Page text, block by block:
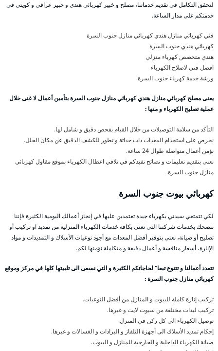
لنحقق التكامل في تقديم خدماتنا، مصلح و خبير كهربائي هندي و خبير عراقي و كويتي في
خدمتكم على مدار الساعة.
فني كهربائي منازل هندي كهربائي منازل جنوب السرة
كهربائي هندي جنوب السرة
هندي متخصص كهرباء منزلي
افضل فني لاصلاح الكهرباء
ورشة خدمة كهرباء جنوب السرة
يعنى مصلح كهربائي منازل هندي كهربائي منازل جنوب السرة بتأمين أعمال لا غنى خلال
عملية تصليح الكهرباء و منها :
التأكد من سلامة التوصيلات من خلال القيام بفحص دقيق و شامل لها.
نحرص على استخدام المعدات ذات حداثة و تطور للكشف الدقيق عن مكان الخلل.
نؤمن أعمال متواصلة طوال 24 ساعة.
نعنى بتقديم تعليمات و نصائح تفيدكم في تلافي اعطال الكهرباء بموقع مقاول كهربائي
منازل جنوب السرة.
كهربائي بيوت جنوب السرة
لكي تتمتعي سيدتي بكهرباء جيدة تعتمدين عليها في إنجاز أعمالك اليومية الكثيرة فإننا
ننصحك بخدمات شركتنا التي تعنى بكافة خدمات الكهرباء المنزلية من تمديد او تركيب أو
تصليح أو صيانة، نعنى بتوفير أفضل المعدات مع أجود نوعيات الأسلاك و التمديدات و مواد
الإنارة، أسعار منافسة و أعمال دقيقة و متكاملة نؤمنها لكم.
تتعدد أعمالنا و تتنوع تبعا” لحاجاتكم الكثيرة و التي نسعى الى تلبيتها كلها في مركز وموقع
كهربائي منازل جنوب السرة :
تركيب إنارة كاملة للبيوت و المنازل من أفضل النوعيات.
تركيب ليدات مختلفة من سبوت لايت و غيرها.
توصيل الكهرباء الى كل ركن في المنزل.
إحكام تمديد الأسلاك الى أجهزة التلفاز و البرادات و الغسالات و غيرها.
صيانة الكهرباء الداخلية و الخارجية للمنازل و البيوت.